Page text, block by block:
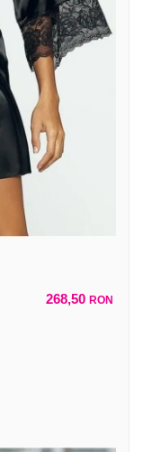
268,50 RON